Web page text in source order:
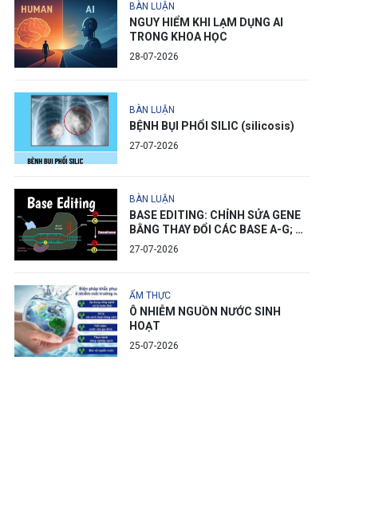
BÀN LUẬN
NGUY HIỂM KHI LẠM DỤNG AI
TRONG KHOA HỌC
28-07-2026
BÀN LUẬN
BỆNH BỤI PHỔI SILIC (silicosis)
27-07-2026
BÀN LUẬN
BASE EDITING: CHỈNH SỬA GENE
BẰNG THAY ĐỔI CÁC BASE A-G; C-
T
27-07-2026
ẨM THỰC
Ô NHIỄM NGUỒN NƯỚC SINH
HOẠT
25-07-2026